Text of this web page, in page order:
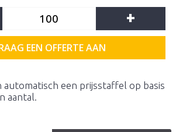
+
EEN OFFERTE AAN
automatisch een prijsstaffel op basis
aantal.